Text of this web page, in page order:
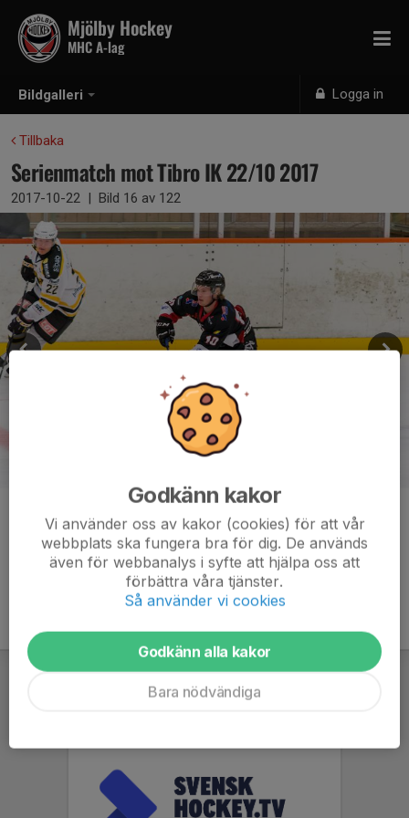
Bildgalleri Logga in
Mjölby Hockey
MHC A-lag
Tillbaka
Serienmatch mot Tibro IK 22/10 2017
2017-10-22 | Bild 16 av 122
Kommentarer
Godkänn kakor
Vi använder oss av kakor (cookies) för att vår
webbplats ska fungera bra för dig. De används
även för webbanalys i syfte att hjälpa oss att
förbättra våra tjänster.
Så använder vi cookies
Godkänn alla kakor
Bara nödvändiga